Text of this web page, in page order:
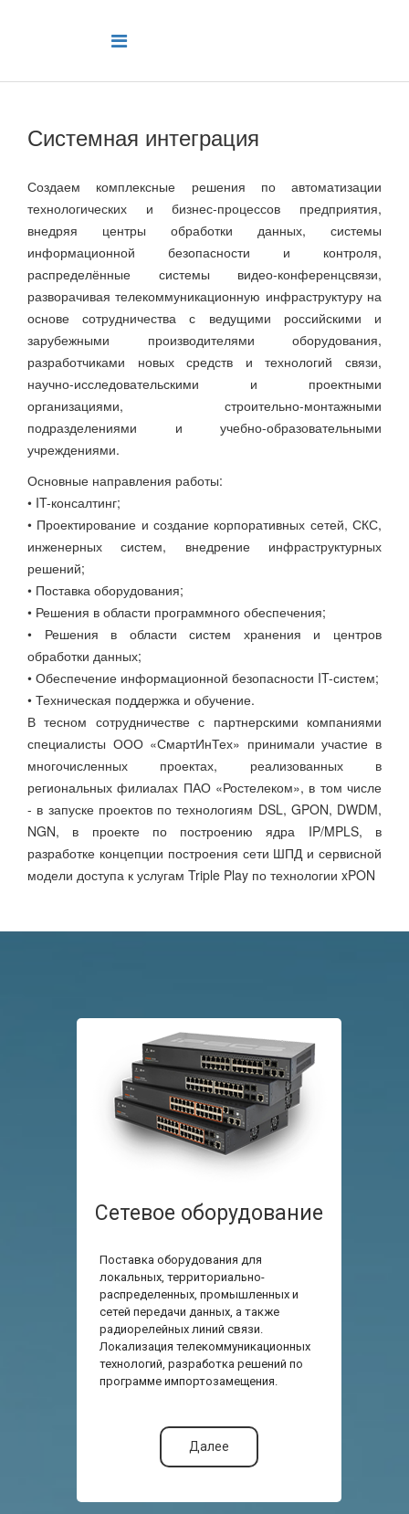
Системная интеграция
Создаем комплексные решения по автоматизации
технологических и бизнес-процессов предприятия,
внедряя центры обработки данных, системы
информационной безопасности и контроля,
распределённые системы видео-конференцсвязи,
разворачивая телекоммуникационную инфраструктуру на
основе сотрудничества с ведущими российскими и
зарубежными производителями оборудования,
разработчиками новых средств и технологий связи,
научно-исследовательскими и проектными
организациями, строительно-монтажными
подразделениями и учебно-образовательными
учреждениями.
Основные направления работы:
• IT-консалтинг;
• Проектирование и создание корпоративных сетей, СКС,
инженерных систем, внедрение инфраструктурных
решений;
• Поставка оборудования;
• Решения в области программного обеспечения;
• Решения в области систем хранения и центров
обработки данных;
• Обеспечение информационной безопасности IT-систем;
• Техническая поддержка и обучение.
В тесном сотрудничестве с партнерскими компаниями
специалисты ООО «СмартИнТех» принимали участие в
многочисленных проектах, реализованных в
региональных филиалах ПАО «Ростелеком», в том числе
- в запуске проектов по технологиям DSL, GPON, DWDM,
NGN, в проекте по построению ядра IP/MPLS, в
разработке концепции построения сети ШПД и сервисной
модели доступа к услугам Triple Play по технологии xPON
Сетевое оборудование
Поставка оборудования для
локальных, территориально-
распределенных, промышленных и
сетей передачи данных, а также
радиорелейных линий связи.
Локализация телекоммуникационных
технологий, разработка решений по
программе импортозамещения.
Далее